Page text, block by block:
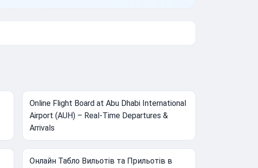
Online Flight Board at Abu Dhabi International
Airport (AUH) – Real-Time Departures &
Arrivals
Онлайн Табло Вильотів та Прильотів в